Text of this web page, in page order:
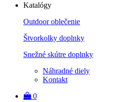
Katalógy
Outdoor oblečenie
Štvorkolky doplnky
Snežné skútre doplnky
Náhradné diely
Kontakt
0